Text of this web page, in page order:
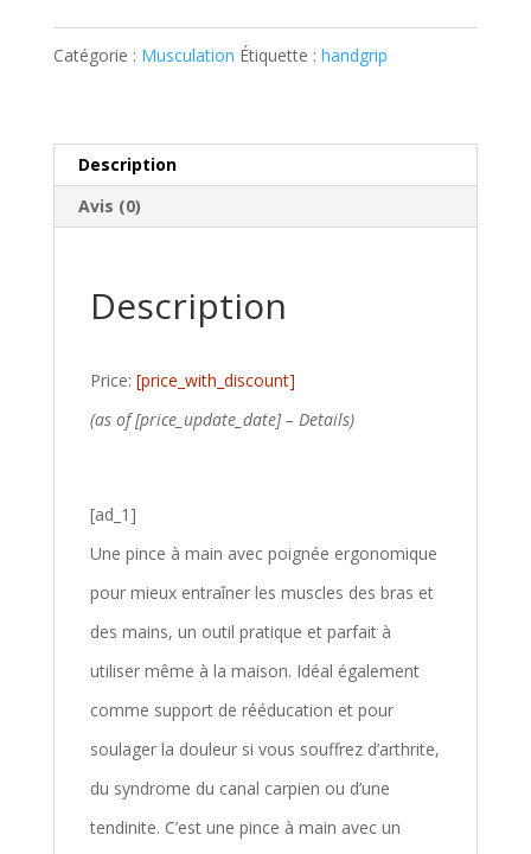
Catégorie : Musculation Étiquette : handgrip
Description
Avis (0)
Description
Price: [price_with_discount]
(as of [price_update_date] – Details)
[ad_1]
Une pince à main avec poignée ergonomique
pour mieux entraîner les muscles des bras et
des mains, un outil pratique et parfait à
utiliser même à la maison. Idéal également
comme support de rééducation et pour
soulager la douleur si vous souffrez d’arthrite,
du syndrome du canal carpien ou d’une
tendinite. C’est une pince à main avec un